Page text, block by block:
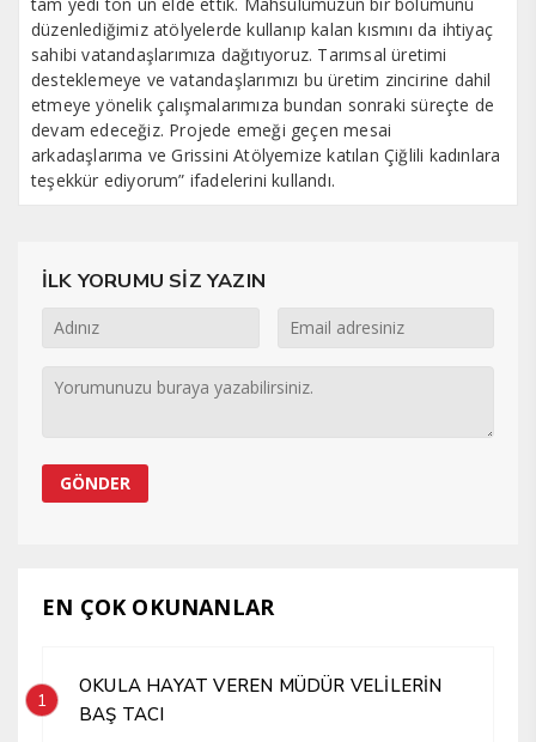
düzenlediğimiz atölyelerde kullanıp kalan kısmını da ihtiyaç
sahibi vatandaşlarımıza dağıtıyoruz. Tarımsal üretimi
desteklemeye ve vatandaşlarımızı bu üretim zincirine dahil
etmeye yönelik çalışmalarımıza bundan sonraki süreçte de
devam edeceğiz. Projede emeği geçen mesai
arkadaşlarıma ve Grissini Atölyemize katılan Çiğlili kadınlara
teşekkür ediyorum” ifadelerini kullandı.
İLK YORUMU SİZ YAZIN
EN ÇOK OKUNANLAR
1
OKULA HAYAT VEREN MÜDÜR VELİLERİN
BAŞ TACI